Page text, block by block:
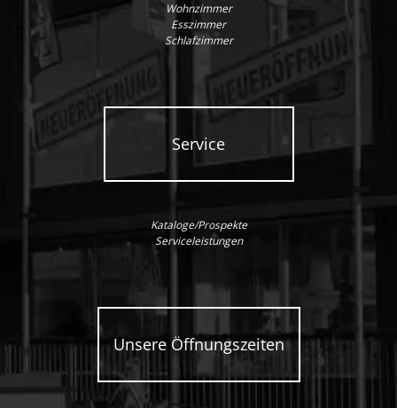
Wohnzimmer
Esszimmer
Schlafzimmer
Service
Kataloge/Prospekte
Serviceleistungen
Unsere Öffnungszeiten